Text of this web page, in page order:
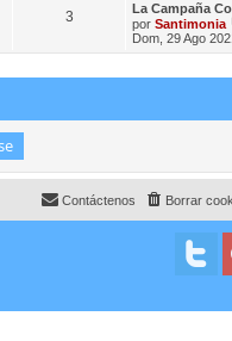
3
La Campaña
por Santimonia
Dom, 29 Ago
Borrar
Contáctenos